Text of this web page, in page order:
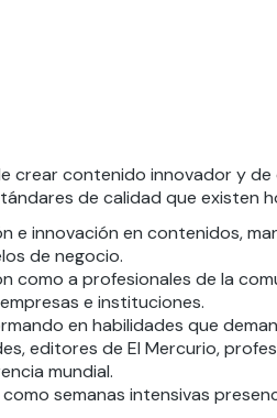
crear contenido innovador y de
de calidad que existen
e innovación en contenidos,
de negocio.
como a profesionales de la
e instituciones.
en habilidades que
editores de El Mercurio,
mundial.
semanas intensivas